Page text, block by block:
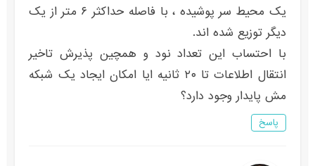
یک محیط سر پوشیده ، با فاصله حداکثر ۶ متر از یک
دیگر توزیع شده اند.
با احتساب این تعداد نود و همچین پذیرش تاخیر
انتقال اطلاعات تا ۲۰ ثانیه ایا امکان ایجاد یک شبکه
مش پایدار وجود دارد؟
پاسخ